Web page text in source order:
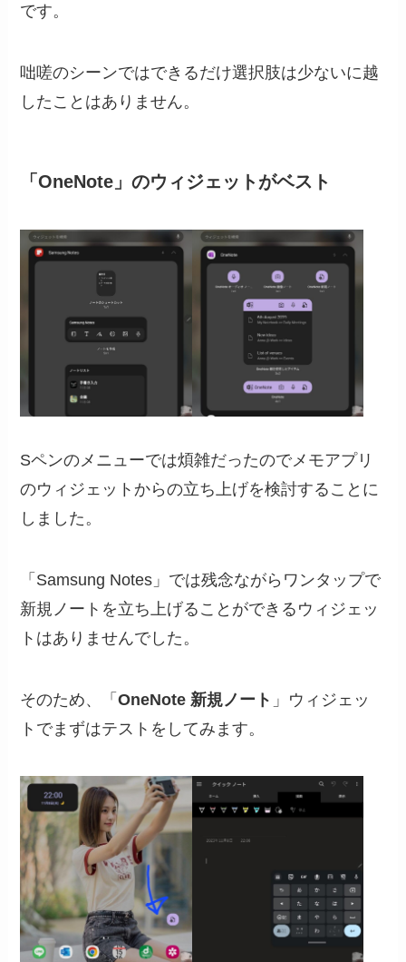
です。
咄嗟のシーンではできるだけ選択肢は少ないに越
したことはありません。
「OneNote」のウィジェットがベスト
Sペンのメニューでは煩雑だったのでメモアプリ
のウィジェットからの立ち上げを検討することに
しました。
「Samsung Notes」では残念ながらワンタップで
新規ノートを立ち上げることができるウィジェッ
トはありませんでした。
そのため、「OneNote 新規ノート 」ウィジェッ
トでまずはテストをしてみます。